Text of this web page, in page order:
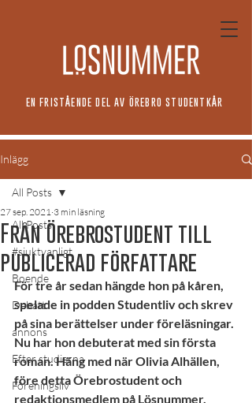
EN FRISTÅENDE DEL AV ÖREBRO STUDENTKÅR
Inlägg
All Posts
#sjuktvanligt
Boende
Debatt
annons
Efter studierna
Föreningsliv
All Posts
Från Örebrostudent till
publicerad författare
27 sep. 2021 3 min läsning
För tre år sedan hängde hon på kåren,
spelade in podden Studentliv och skrev
på sina berättelser under föreläsningar.
Nu har hon debuterat med sin första
roman. Häng med när Olivia Alhällen,
före detta Örebrostudent och
redaktionsmedlem på Lösnummer,